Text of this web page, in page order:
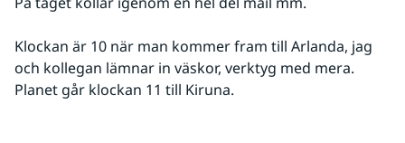
Klockan är 10 när man kommer fram till Arlanda, jag
och kollegan lämnar in väskor, verktyg med mera.
Planet går klockan 11 till Kiruna.